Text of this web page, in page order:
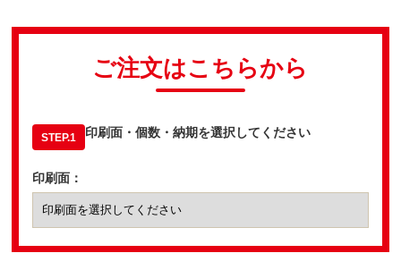
ご注文はこちらから
STEP.1 印刷面・個数・納期を選択してください
印刷面：